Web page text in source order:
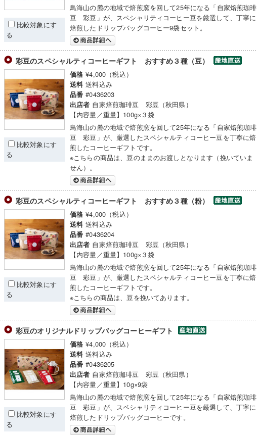
比較対象にす
る
鳥海山の麓の地域で焙煎窯を回して25年になる「自家焙煎珈琲
豆 彩豆」が、スペシャリティコーヒー豆を厳選して、丁寧に
焙煎したドリップバッグコーヒー9袋セット。
彩豆のスペシャルティコーヒーギフト おすすめ３種（豆）
比較対象にす
る
価格 ¥4,000（税込）
送料 送料込み
品番 #0436203
出店者 自家焙煎珈琲豆 彩豆（秋田県）
【内容量／重量】100g×３袋
鳥海山の麓の地域で焙煎窯を回して25年になる「自家焙煎珈琲
豆 彩豆」が、厳選したスペシャルティコーヒー豆を丁寧に焙
煎したコーヒーギフトです。
※こちらの商品は、豆のままのお渡しとなります（挽いていま
せん）。
彩豆のスペシャルティコーヒーギフト おすすめ３種（粉）
比較対象にす
る
価格 ¥4,000（税込）
送料 送料込み
品番 #0436204
出店者 自家焙煎珈琲豆 彩豆（秋田県）
【内容量／重量】100g×３袋
鳥海山の麓の地域で焙煎窯を回して25年になる「自家焙煎珈琲
豆 彩豆」が、厳選したスペシャルティコーヒー豆を丁寧に焙
煎したコーヒーギフトです。
※こちらの商品は、豆を挽いてあります。
彩豆のオリジナルドリップバッグコーヒーギフト
比較対象にす
る
価格 ¥4,000（税込）
送料 送料込み
品番 #0436205
出店者 自家焙煎珈琲豆 彩豆（秋田県）
【内容量／重量】10g×9袋
鳥海山の麓の地域で焙煎窯を回して25年になる「自家焙煎珈琲
豆 彩豆」が、スペシャリティコーヒー豆を厳選して、丁寧に
焙煎したドリップバッグコーヒーです。